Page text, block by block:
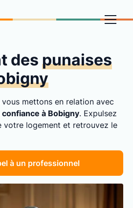
des punaises
mettons en relation avec
à Bobigny. Expulsez
votre logement et retrouvez le
à un professionnel